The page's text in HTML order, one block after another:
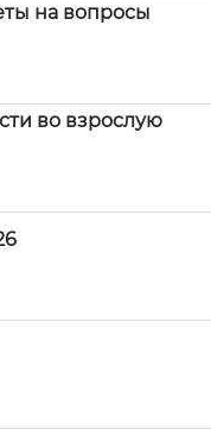
на вопросы
во взрослую